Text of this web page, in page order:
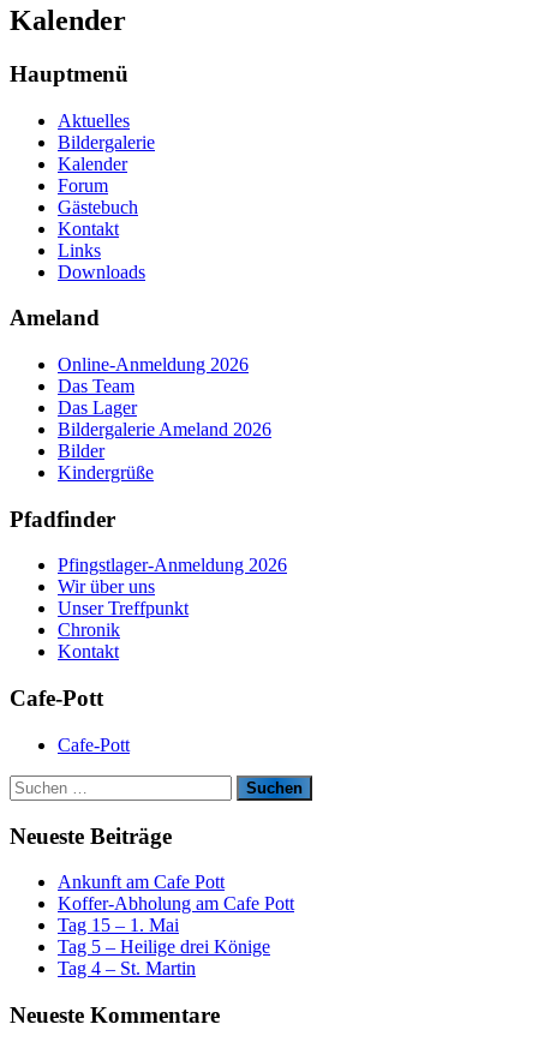
Kalender
Hauptmenü
Aktuelles
Bildergalerie
Kalender
Forum
Gästebuch
Kontakt
Links
Downloads
Ameland
Online-Anmeldung 2026
Das Team
Das Lager
Bildergalerie Ameland 2026
Bilder
Kindergrüße
Pfadfinder
Pfingstlager-Anmeldung 2026
Wir über uns
Unser Treffpunkt
Chronik
Kontakt
Cafe-Pott
Cafe-Pott
S
u
c
h
Neueste Beiträge
Ankunft am Cafe Pott
Koffer-Abholung am Cafe Pott
Tag 15 – 1. Mai
Tag 5 – Heilige drei Könige
Tag 4 – St. Martin
Neueste Kommentare